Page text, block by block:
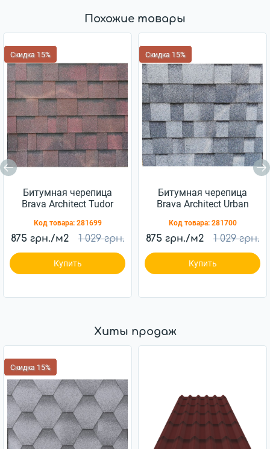
Похожие товары
Скидка 15%
Битумная черепица
Brava Architect Tudor
Код товара: 281699
875 грн./м2 1 029 грн.
Купить
Скидка 15%
Битумная черепица
Brava Architect Urban
Код товара: 281700
875 грн./м2 1 029 грн.
Купить
Хиты продаж
Скидка 15%